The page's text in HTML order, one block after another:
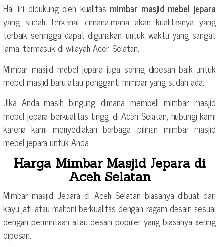
Hal ini didukung oleh kualitas mimbar masjid mebel jepara
yang sudah terkenal dimana-mana akan kualitasnya yang
terbaik sehingga dapat digunakan untuk waktu yang sangat
lama, termasuk di wilayah Aceh Selatan.
Mimbar masjid mebel jepara juga sering dipesan baik untuk
mebel masjid baru atau pengganti mimbar yang sudah ada.
Jika Anda masih bingung dimana membeli mimbar masjid
mebel jepara berkualitas tinggi di Aceh Selatan, hubungi kami
karena kami menyediakan berbagai pilihan mimbar masjid
mebel jepara untuk Anda.
Harga Mimbar Masjid Jepara di
Aceh Selatan
Mimbar masjid Jepara di Aceh Selatan biasanya dibuat dari
kayu jati atau mahoni berkualitas dengan ragam desain sesuai
dengan permintaan atau desain populer yang biasanya sering
dipesan.